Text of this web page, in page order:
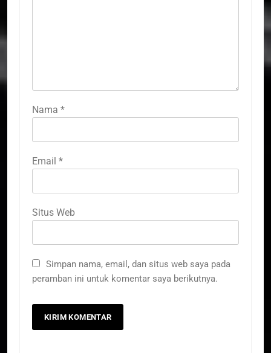
Nama *
Email *
Situs Web
Simpan nama, email, dan situs web saya pada
peramban ini untuk komentar saya berikutnya.